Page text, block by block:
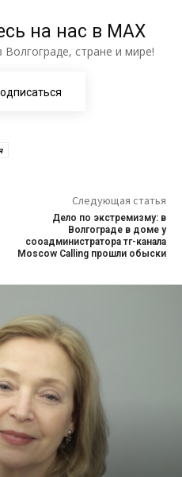
на нас в МАХ
стране и мире!
Следующая статья
Дело по экстремизму: в
Волгограде в доме у
сооадминистратора тг-канала
Moscow Calling прошли обыски